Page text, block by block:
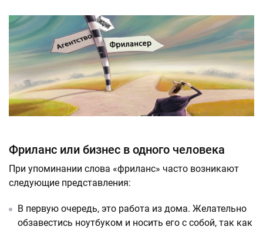
Фриланс или бизнес в одного человека
При упоминании слова «фриланс» часто возникают
следующие представления:
В первую очередь, это работа из дома. Желательно
обзавестись ноутбуком и носить его с собой, так как